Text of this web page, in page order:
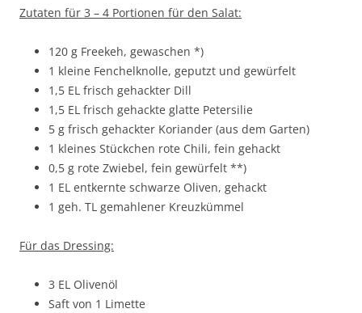
Zutaten für 3 – 4 Portionen für den Salat:
120 g Freekeh, gewaschen *)
1 kleine Fenchelknolle, geputzt und gewürfelt
1,5 EL frisch gehackter Dill
1,5 EL frisch gehackte glatte Petersilie
5 g frisch gehackter Koriander (aus dem Garten)
1 kleines Stückchen rote Chili, fein gehackt
0,5 g rote Zwiebel, fein gewürfelt **)
1 EL entkernte schwarze Oliven, gehackt
1 geh. TL gemahlener Kreuzkümmel
Für das Dressing:
3 EL Olivenöl
Saft von 1 Limette